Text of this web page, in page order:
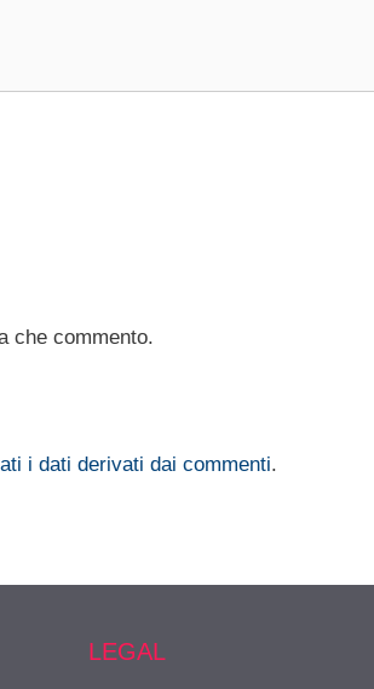
che commento.
i dati derivati dai commenti.
LEGAL